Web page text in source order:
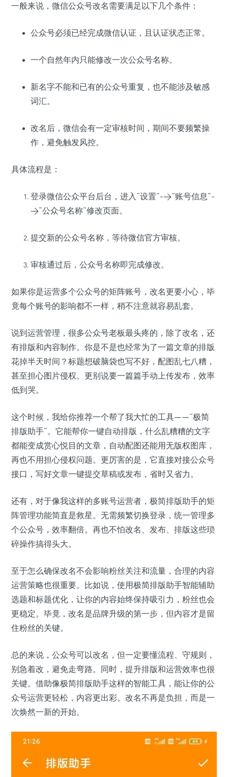
一般来说，微信公众号改名需要满足以下几个条件：
公众号必须已经完成微信认证，且认证状态正常。
一个自然年内只能修改一次公众号名称。
新名字不能和已有的公众号重复，也不能涉及敏感
词汇。
改名后，微信会有一定审核时间，期间不要频繁操
作，避免触发风控。
具体流程是：
登录微信公众平台后台，进入“设置”->“账号信息”-
>“公众号名称”修改页面。
提交新的公众号名称，等待微信官方审核。
审核通过后，公众号名称即完成修改。
如果你是运营多个公众号的矩阵账号，改名更要小心，毕
竟每个账号的影响都不一样，稍不注意就容易乱套。
说到运营管理，很多公众号老板最头疼的，除了改名，还
有排版和内容制作。你是不是也经常为了一篇文章的排版
花掉半天时间？标题想破脑袋也写不好，配图乱七八糟，
甚至担心图片侵权。更别说要一篇篇手动上传发布，效率
低到哭。
这个时候，我给你推荐一个帮了我大忙的工具——“极简
排版助手”。它能帮你一键自动排版，什么乱糟糟的文字
都能变成赏心悦目的文章，自动配图还能用无版权图库，
再也不用担心侵权问题。更厉害的是，它直接对接公众号
接口，写好文章一键提交草稿或发布，省时又省力。
还有，对于像我这样的多账号运营者，极简排版助手的矩
阵管理功能简直是救星。无需频繁切换登录，统一管理多
个公众号，效率翻倍。再也不怕改名、发布、排版这些琐
碎操作搞得头大。
至于怎么确保改名不会影响粉丝关注和流量，合理的内容
运营策略也很重要。比如说，使用极简排版助手智能辅助
选题和标题优化，让你的内容始终保持吸引力，粉丝也会
更稳定。毕竟，改名是品牌升级的第一步，但内容才是留
住粉丝的关键。
总的来说，公众号可以改名，但一定要懂流程、守规则，
别急着改，避免走弯路。同时，提升排版和运营效率也很
关键。借助像极简排版助手这样的智能工具，能让你的公
众号运营更轻松，内容更出彩。改名不再是负担，而是一
次焕然一新的开始。